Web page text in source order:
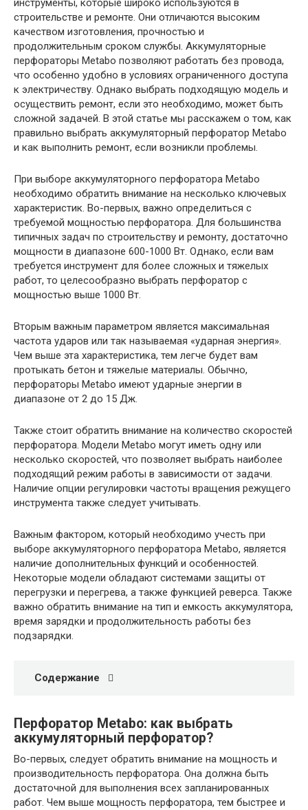
инструменты, которые широко используются в
строительстве и ремонте. Они отличаются высоким
качеством изготовления, прочностью и
продолжительным сроком службы. Аккумуляторные
перфораторы Metabo позволяют работать без провода,
что особенно удобно в условиях ограниченного доступа
к электричеству. Однако выбрать подходящую модель и
осуществить ремонт, если это необходимо, может быть
сложной задачей. В этой статье мы расскажем о том, как
правильно выбрать аккумуляторный перфоратор Metabo
и как выполнить ремонт, если возникли проблемы.
При выборе аккумуляторного перфоратора Metabo
необходимо обратить внимание на несколько ключевых
характеристик. Во-первых, важно определиться с
требуемой мощностью перфоратора. Для большинства
типичных задач по строительству и ремонту, достаточно
мощности в диапазоне 600-1000 Вт. Однако, если вам
требуется инструмент для более сложных и тяжелых
работ, то целесообразно выбрать перфоратор с
мощностью выше 1000 Вт.
Вторым важным параметром является максимальная
частота ударов или так называемая «ударная энергия».
Чем выше эта характеристика, тем легче будет вам
протыкать бетон и тяжелые материалы. Обычно,
перфораторы Metabo имеют ударные энергии в
диапазоне от 2 до 15 Дж.
Также стоит обратить внимание на количество скоростей
перфоратора. Модели Metabo могут иметь одну или
несколько скоростей, что позволяет выбрать наиболее
подходящий режим работы в зависимости от задачи.
Наличие опции регулировки частоты вращения режущего
инструмента также следует учитывать.
Важным фактором, который необходимо учесть при
выборе аккумуляторного перфоратора Metabo, является
наличие дополнительных функций и особенностей.
Некоторые модели обладают системами защиты от
перегрузки и перегрева, а также функцией реверса. Также
важно обратить внимание на тип и емкость аккумулятора,
время зарядки и продолжительность работы без
подзарядки.
Содержание
Перфоратор Metabo: как выбрать
аккумуляторный перфоратор?
Во-первых, следует обратить внимание на мощность и
производительность перфоратора. Она должна быть
достаточной для выполнения всех запланированных
работ. Чем выше мощность перфоратора, тем быстрее и